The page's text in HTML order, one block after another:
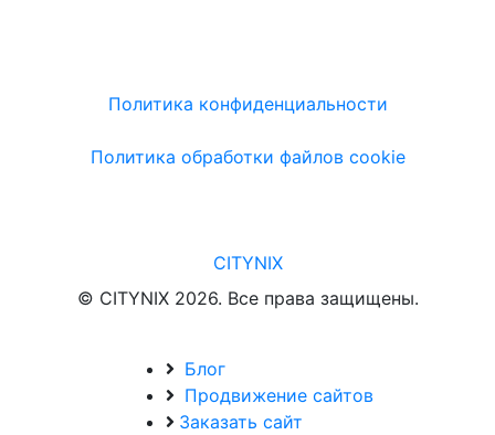
Политика конфиденциальности
Политика обработки файлов cookie
CITYNIX
© CITYNIX 2026. Все права защищены.
Блог
Продвижение сайтов
Заказать сайт